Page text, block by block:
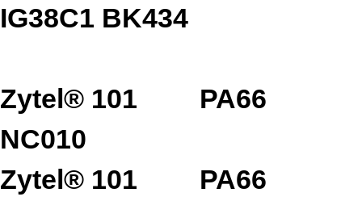
IG38C1 BK434
Zytel® 101
NC010
PA66
Zytel® 101 PA66